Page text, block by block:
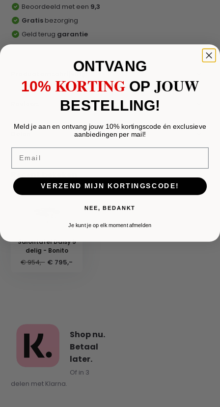
Beoordeeld met een 9,3
Gratis bezorging
Geld terug garantie
Productomschrijving
Recent bekeken
Salontafel Daisy 5
delig - Bonito
€ 954,- € 795,-
Shop nu.
Betaal
later.
Of in 3
delen met Klarna.
ONTVANG
10% KORTING OPJOUW
BESTELLING!
Meld je aan en ontvang jouw 10% kortingscode én exclusieve
aanbiedingen per mail!
VERZEND MIJN KORTINGSCODE!
NEE, BEDANKT
Je kunt je op elk moment afmelden